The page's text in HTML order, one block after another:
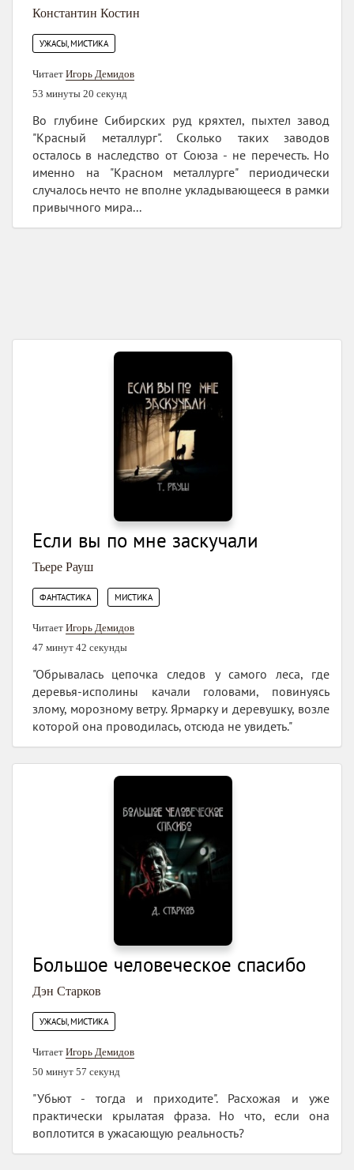
Константин Костин
УЖАСЫ, МИСТИКА
Читает Игорь Демидов
53 минуты 20 секунд
Во глубине Сибирских руд кряхтел, пыхтел завод
"Красный металлург". Сколько таких заводов
осталось в наследство от Союза - не перечесть. Но
именно на "Красном металлурге" периодически
случалось нечто не вполне укладывающееся в рамки
привычного мира...
Если вы по мне заскучали
Тьере Рауш
ФАНТАСТИКА МИСТИКА
Читает Игорь Демидов
47 минут 42 секунды
"Обрывалась цепочка следов у самого леса, где
деревья-исполины качали головами, повинуясь
злому, морозному ветру. Ярмарку и деревушку, возле
которой она проводилась, отсюда не увидеть."
Большое человеческое спасибо
Дэн Старков
УЖАСЫ, МИСТИКА
Читает Игорь Демидов
50 минут 57 секунд
"Убьют - тогда и приходите". Расхожая и уже
практически крылатая фраза. Но что, если она
воплотится в ужасающую реальность?